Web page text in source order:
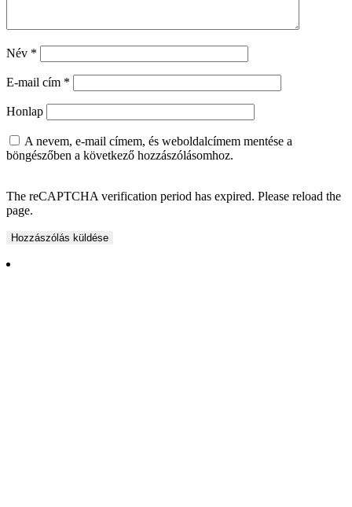
Név *
E-mail cím *
Honlap
A nevem, e-mail címem, és weboldalcímem mentése a
böngészőben a következő hozzászólásomhoz.
The reCAPTCHA verification period has expired. Please reload the
page.